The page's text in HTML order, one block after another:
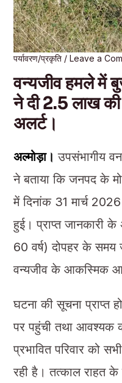
पर्यावरण/प्रकृति/ Leave a
वन्यजीव हमले में
ने दी 2.5 लाख की
अलर्ट।
अल्मोड़ा। उपसंभागीय
ने बताया कि जनपद के
में दिनांक 31 मार्च
हुई। प्राप्त जानकारी
60 वर्ष) दोपहर के
वन्यजीव के आकस्मिक
घटना की सूचना प्राप्त
पर पहुंची तथा आवश्यक
प्रभावित परिवार को
रही है। तत्काल राहत